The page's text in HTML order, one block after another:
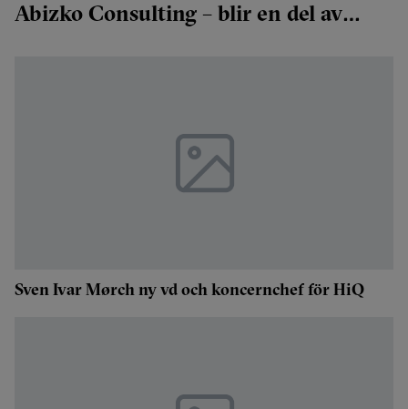
Abizko Consulting – blir en del av
Sven Ivar Mørch ny vd och koncernchef för HiQ